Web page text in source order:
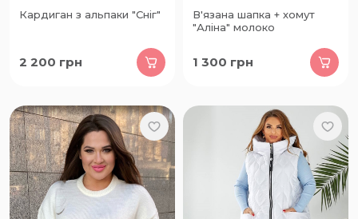
Кардиган з альпаки "Сніг"
2 200 грн
В'язана шапка + хомут
"Аліна" молоко
1 300 грн